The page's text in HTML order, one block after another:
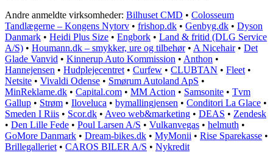
Andre anmeldte virksomheder: Bilhuset CMD • Colosseum
Tandlægerne – Kongens Nytorv • frishop.dk • Genbyg.dk • Dyson
Danmark • Heidi Plus Size • Engbork • Land & fritid (DLG Service
A/S) • Houmann.dk – smykker, ure og tilbehør• A Nicehair• Det
Glade Vanvid • Kinnerup Auto Kommission • Anthon •
Hannejensen • Hudplejecentret • Curfew • CLUBTAN • Fleet •
Netsite • Vivaldi Odense • Smørum Autoland ApS •
MinReklame.dk • Capital.com • MM Action • Samsonite • Tvm
Gallup • Strøm • Iloveluca • bymallingjensen • Conditori La Glace •
Smeden I Riis • Scor.dk • Aveo web&marketing • DEAS • Zendesk
• Den Lille Fede • Poul Larsen A/S • Vulkanvegas • helmuth •
GoMore Danmark • Dream-bikes.dk • MyMonii • Rise Sparekasse •
Brillegalleriet • CAROS BILER A/S • Nykredit